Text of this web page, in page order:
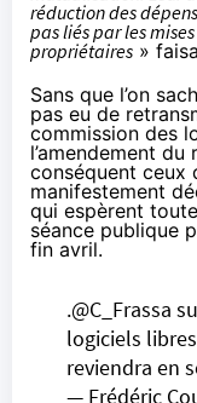
réduction des
pas liés par les
propriétaires »
Sans que l’on
pas eu de
commission des
l’amendement du
conséquent ceux
manifestement
qui espèrent
séance publique
fin avril.
.@C_Frassa
logiciels libres
reviendra en
— Frédéric